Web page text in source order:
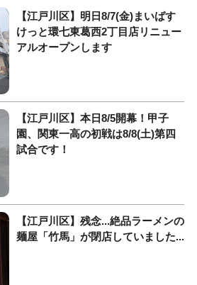
【江戸川区】明日8/7(金)まいばす
けっと環七東葛西2丁目店リニュー
アルオープンします
【江戸川区】本日8/5開幕！甲子
園、関東一高の初戦は8/8(土)第四
試合です！
【江戸川区】残念...絶品ラーメンの
麺屋「竹馬」が閉店していました...